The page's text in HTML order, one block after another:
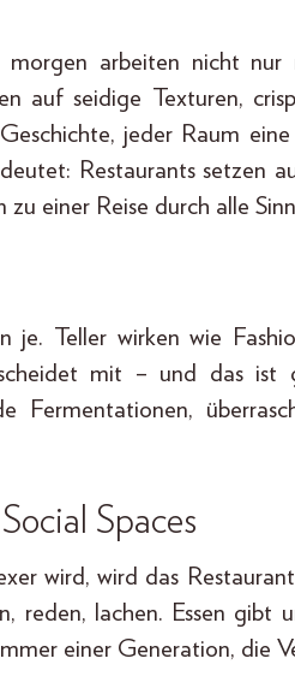
arbeiten nicht nur
auf seidige Texturen,
jeder Raum
Restaurants setzen
zu einer Reise durch alle
je. Teller wirken wie
mit – und das ist
Fermentationen,
Spaces
wird, wird das
reden, lachen. Essen
einer Generation, die